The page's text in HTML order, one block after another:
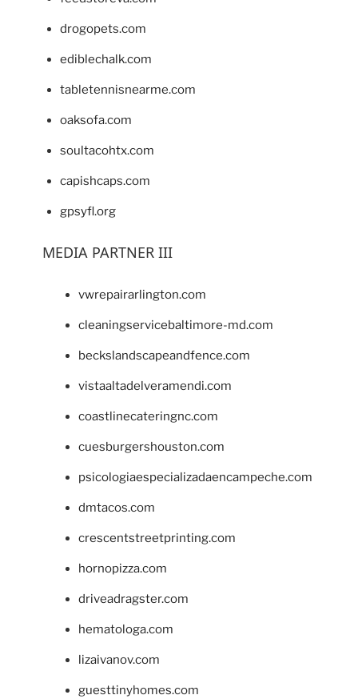
drogopets.com
ediblechalk.com
tabletennisnearme.com
oaksofa.com
soultacohtx.com
capishcaps.com
gpsyfl.org
MEDIA PARTNER III
vwrepairarlington.com
cleaningservicebaltimore-md.com
beckslandscapeandfence.com
vistaaltadelveramendi.com
coastlinecateringnc.com
cuesburgershouston.com
psicologiaespecializadaencampeche.com
dmtacos.com
crescentstreetprinting.com
hornopizza.com
driveadragster.com
hematologa.com
lizaivanov.com
guesttinyhomes.com